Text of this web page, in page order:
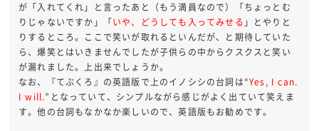
が「入れてくれ」と言ったあと（もう満員なので）「ちょっとむ
りじゃないですか」「いや、どうしても入ってみせる 」とやりと
りするところ。ここで笑いが取れるといんだが、と期待していた
ら、爆笑とはいきませんでしたが子供らの中からクスクスと笑い
が漏れました。上出来でしょうか。
なお、『てぶくろ』の英語版で上のイノシシの台詞は“Yes, I can.
I will.”となっていて、シンプルながら感じがよく出ていて笑えま
す。他の台詞もなかなか楽しいので、英語版もお勧めです。